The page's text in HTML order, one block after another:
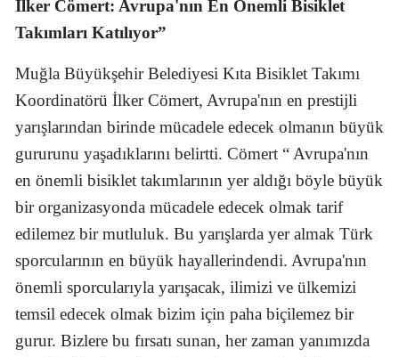
İlker Cömert: Avrupa'nın En Önemli Bisiklet
Takımları Katılıyor”
Muğla Büyükşehir Belediyesi Kıta Bisiklet Takımı
Koordinatörü İlker Cömert, Avrupa'nın en prestijli
yarışlarından birinde mücadele edecek olmanın büyük
gururunu yaşadıklarını belirtti. Cömert “ Avrupa'nın
en önemli bisiklet takımlarının yer aldığı böyle büyük
bir organizasyonda mücadele edecek olmak tarif
edilemez bir mutluluk. Bu yarışlarda yer almak Türk
sporcularının en büyük hayallerindendi. Avrupa'nın
önemli sporcularıyla yarışacak, ilimizi ve ülkemizi
temsil edecek olmak bizim için paha biçilemez bir
gurur. Bizlere bu fırsatı sunan, her zaman yanımızda